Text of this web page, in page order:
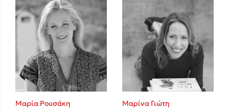
Το λεξικό της ζωής σου
Κώστας Κρομμύδας
Το λιμάνι μου είσαι εσύ
Μαρία Ρουσάκη Μαρίνα Γιώτη